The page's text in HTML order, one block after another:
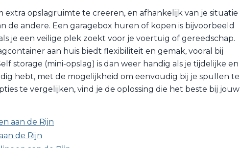
extra opslagruimte te creëren, en afhankelijk van je situatie
de andere. Een garagebox huren of kopen is bijvoorbeeld
je een veilige plek zoekt voor je voertuig of gereedschap.
aan huis biedt flexibiliteit en gemak, vooral bij
storage (mini-opslag) is dan weer handig als je tijdelijke en
hebt, met de mogelijkheid om eenvoudig bij je spullen te
te vergelijken, vind je de oplossing die het beste bij jouw
aan de Rijn
de Rijn